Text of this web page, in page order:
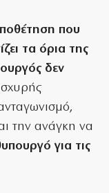
που
τα όρια της
δεν
την ανάγκη να
για τις